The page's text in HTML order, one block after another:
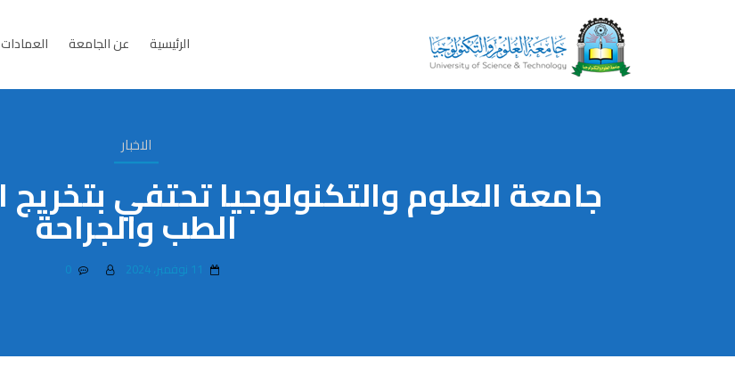
الرئيسية عن الجامعة العمادات
الاخبار
الطب والجراحة
0